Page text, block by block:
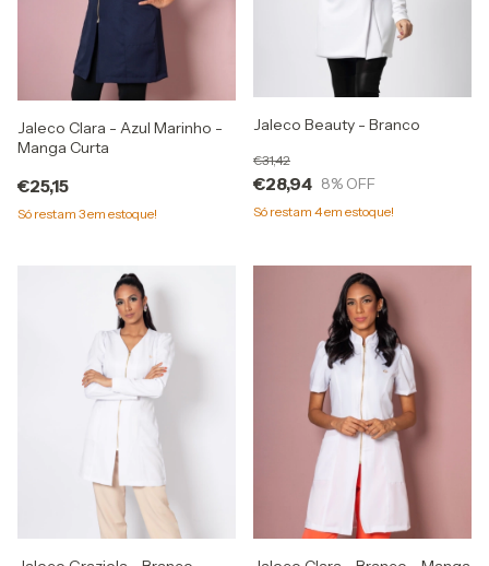
Jaleco Clara - Azul Marinho -
Manga Curta
€25,15
Só restam 3em estoque!
Jaleco Beauty - Branco
€28,94
€31,42
8% OFF
Só restam 4em estoque!